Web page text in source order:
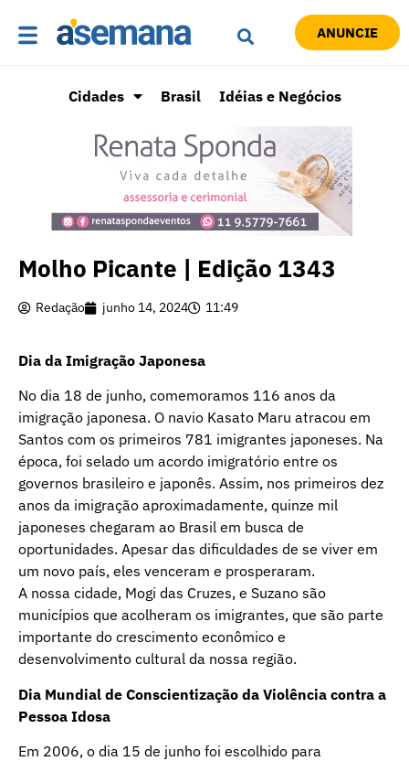
ANUNCIE
Cidades Brasil Idéias e Negócios
Molho Picante | Edição 1343
Redação junho 14, 2024 11:49
Dia da Imigração Japonesa
No dia 18 de junho, comemoramos 116 anos da
imigração japonesa. O navio Kasato Maru atracou em
Santos com os primeiros 781 imigrantes japoneses. Na
época, foi selado um acordo imigratório entre os
governos brasileiro e japonês. Assim, nos primeiros dez
anos da imigração aproximadamente, quinze mil
japoneses chegaram ao Brasil em busca de
oportunidades. Apesar das dificuldades de se viver em
um novo país, eles venceram e prosperaram.
A nossa cidade, Mogi das Cruzes, e Suzano são
municípios que acolheram os imigrantes, que são parte
importante do crescimento econômico e
desenvolvimento cultural da nossa região.
Dia Mundial de Conscientização da Violência contra a
Pessoa Idosa
Em 2006, o dia 15 de junho foi escolhido para